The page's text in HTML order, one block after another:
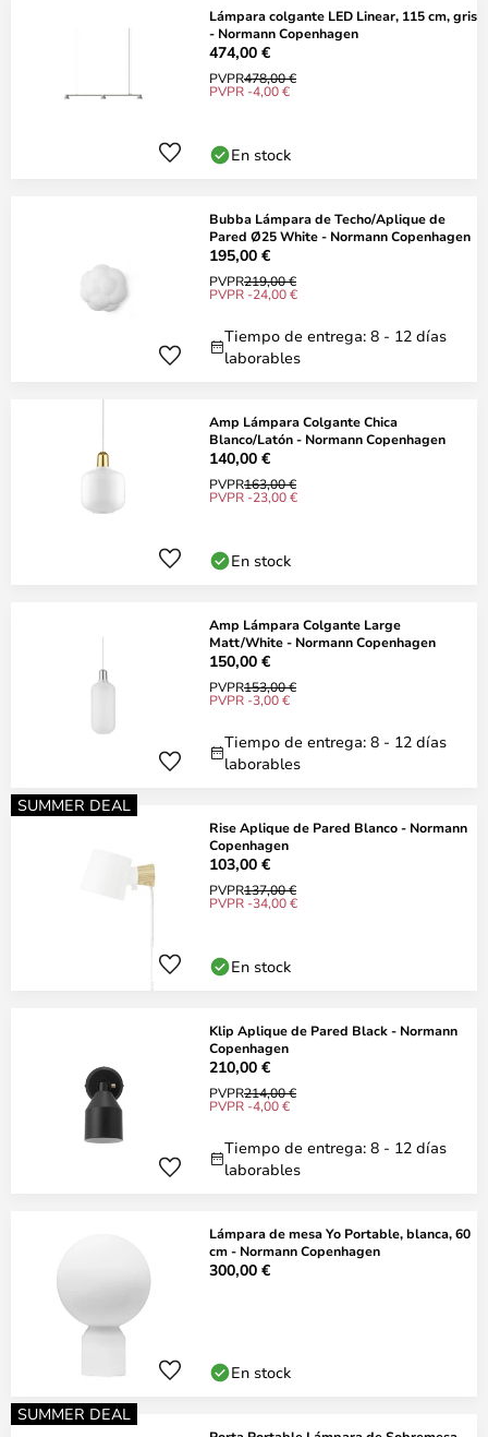
Lámpara colgante LED Linear, 115 cm, gris
- Normann Copenhagen
474,00 €
PVPR478,00 €
PVPR -4,00 €
En stock
Bubba Lámpara de Techo/Aplique de
Pared Ø25 White - Normann Copenhagen
195,00 €
PVPR219,00 €
PVPR -24,00 €
Tiempo de entrega: 8 - 12 días
laborables
Amp Lámpara Colgante Chica
Blanco/Latón - Normann Copenhagen
140,00 €
PVPR163,00 €
PVPR -23,00 €
En stock
Amp Lámpara Colgante Large
Matt/White - Normann Copenhagen
150,00 €
PVPR153,00 €
PVPR -3,00 €
Tiempo de entrega: 8 - 12 días
laborables
SUMMER DEAL
Rise Aplique de Pared Blanco - Normann
Copenhagen
103,00 €
PVPR137,00 €
PVPR -34,00 €
En stock
Klip Aplique de Pared Black - Normann
Copenhagen
210,00 €
PVPR214,00 €
PVPR -4,00 €
Tiempo de entrega: 8 - 12 días
laborables
Lámpara de mesa Yo Portable, blanca, 60
cm - Normann Copenhagen
300,00 €
En stock
SUMMER DEAL